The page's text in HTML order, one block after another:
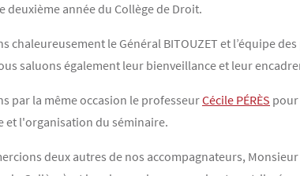
deuxième année du Collège de Droit.
chaleureusement le Général BITOUZET et l’équipe
saluons également leur bienveillance et leur
par la même occasion le professeurCécile PÉRÈS pour
et l'organisation du séminaire.
deux autres de nos accompagnateurs, Monsieur